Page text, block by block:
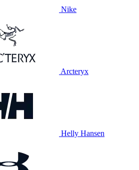
Nike
Arcteryx
Helly Hansen